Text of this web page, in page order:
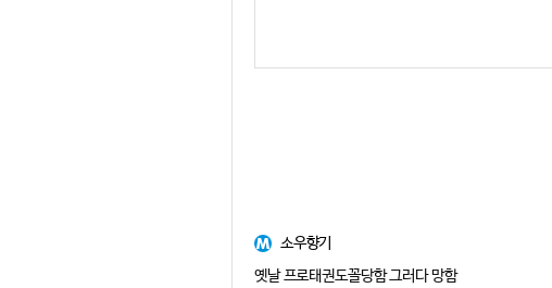
소우향기
옛날 프로태권도꼴당함 그러다 망함